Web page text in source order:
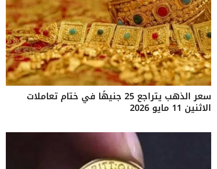
سعر الذهب يتراجع 25 جنيهًا في ختام تعاملات
الاثنين 11 مايو 2026